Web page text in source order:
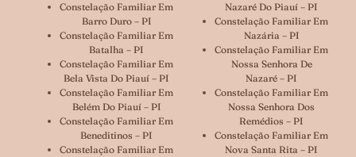
Constelação Familiar Em
Barro Duro – PI
Constelação Familiar Em
Batalha – PI
Constelação Familiar Em
Bela Vista Do Piauí – PI
Constelação Familiar Em
Belém Do Piauí – PI
Constelação Familiar Em
Beneditinos – PI
Constelação Familiar Em
Nazaré Do Piauí – PI
Constelação Familiar Em
Nazária – PI
Constelação Familiar Em
Nossa Senhora De
Nazaré – PI
Constelação Familiar Em
Nossa Senhora Dos
Remédios – PI
Constelação Familiar Em
Nova Santa Rita – PI